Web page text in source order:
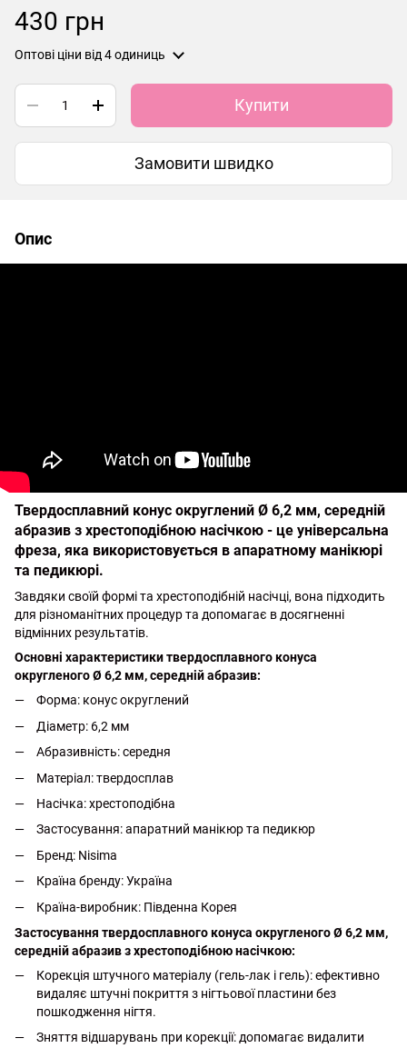
430 грн
Оптові ціни від 4 одиниць
Купити
Замовити швидко
Опис
Твердосплавний конус округлений Ø 6,2 мм, середній
абразив з хрестоподібною насічкою - це універсальна
фреза, яка використовується в апаратному манікюрі
та педикюрі.
Завдяки своїй формі та хрестоподібній насічці, вона підходить
для різноманітних процедур та допомагає в досягненні
відмінних результатів.
Основні характеристики твердосплавного конуса
округленого Ø 6,2 мм, середній абразив:
Форма: конус округлений
Діаметр: 6,2 мм
Абразивність: середня
Матеріал: твердосплав
Насічка: хрестоподібна
Застосування: апаратний манікюр та педикюр
Бренд: Nisima
Країна бренду: Україна
Країна-виробник: Південна Корея
Застосування твердосплавного конуса округленого Ø 6,2 мм,
середній абразив з хрестоподібною насічкою:
Корекція штучного матеріалу (гель-лак і гель): ефективно
видаляє штучні покриття з нігтьової пластини без
пошкодження нігтя.
Зняття відшарувань при корекції: допомагає видалити